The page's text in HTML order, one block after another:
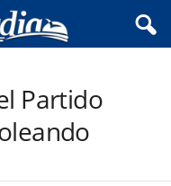
Partido